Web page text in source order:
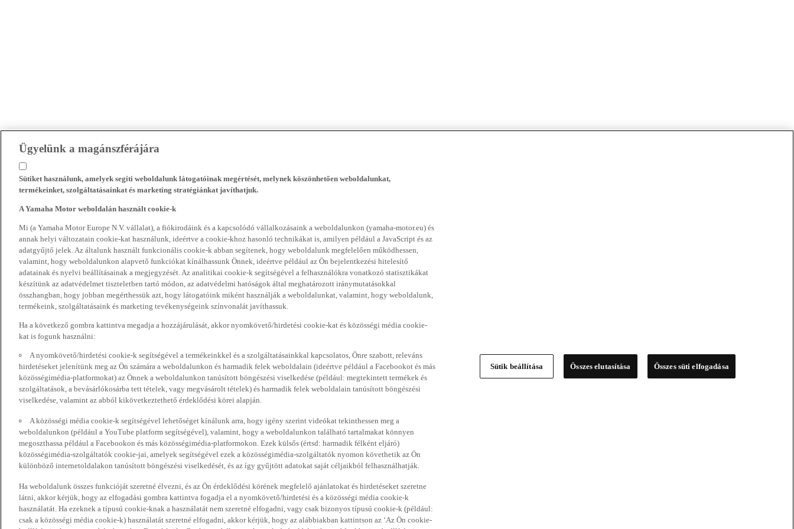
Ügyelünk a magánszférájára
Sütiket használunk, amelyek segíti weboldalunk látogatóinak megértését, melynek köszönhetően weboldalunkat,
termékeinket, szolgáltatásainkat és marketing stratégiánkat javíthatjuk.
A Yamaha Motor weboldalán használt cookie-k
Mi (a Yamaha Motor Europe N.V. vállalat), a fiókirodáink és a kapcsolódó vállalkozásaink a weboldalunkon (yamaha-motor.eu) és
annak helyi változatain cookie-kat használunk, ideértve a cookie-khoz hasonló technikákat is, amilyen például a JavaScript és az
adatgyűjtő jelek. Az általunk használt funkcionális cookie-k abban segítenek, hogy weboldalunk megfelelően működhessen,
valamint, hogy weboldalunkon alapvető funkciókat kínálhassunk Önnek, ideértve például az Ön bejelentkezési hitelesítő
adatainak és nyelvi beállításainak a megjegyzését. Az analitikai cookie-k segítségével a felhasználókra vonatkozó statisztikákat
készítünk az adatvédelmet tiszteletben tartó módon, az adatvédelmi hatóságok által meghatározott iránymutatásokkal
összhangban, hogy jobban megérthessük azt, hogy látogatóink miként használják a weboldalunkat, valamint, hogy weboldalunk,
termékeink, szolgáltatásaink és marketing tevékenységeink színvonalát javíthassuk.
Ha a következő gombra kattintva megadja a hozzájárulását, akkor nyomkövető/hirdetési cookie-kat és közösségi média cookie-
kat is fogunk használni:
A nyomkövető/hirdetési cookie-k segítségével a termékeinkkel és a szolgáltatásainkkal kapcsolatos, Önre szabott, releváns
hirdetéseket jelenítünk meg az Ön számára a weboldalunkon és harmadik felek weboldalain (ideértve például a Facebookot és más
közösségimédia-platformokat) az Önnek a weboldalunkon tanúsított böngészési viselkedése (például: megtekintett termékek és
szolgáltatások, a bevásárlókosárba tett tételek, vagy megvásárolt tételek) és harmadik felek weboldalain tanúsított böngészési
viselkedése, valamint az abból kikövetkeztethető érdeklődési körei alapján.
A közösségi média cookie-k segítségével lehetőséget kínálunk arra, hogy igény szerint videókat tekinthessen meg a
weboldalunkon (például a YouTube platform segítségével), valamint, hogy a weboldalunkon található tartalmakat könnyen
megoszthassa például a Facebookon és más közösségimédia-platformokon. Ezek külsős (értsd: harmadik félként eljáró)
közösségimédia-szolgáltatók cookie-jai, amelyek segítségével ezek a közösségimédia-szolgáltatók nyomon követhetik az Ön
különböző internetoldalakon tanúsított böngészési viselkedését, és az így gyűjtött adatokat saját céljaikból felhasználhatják.
Ha weboldalunk összes funkcióját szeretné élvezni, és az Ön érdeklődési körének megfelelő ajánlatokat és hirdetéseket szeretne
látni, akkor kérjük, hogy az elfogadási gombra kattintva fogadja el a nyomkövető/hirdetési és a közösségi média cookie-k
használatát. Ha ezeknek a típusú cookie-knak a használatát nem szeretné elfogadni, vagy csak bizonyos típusú cookie-k (például:
csak a közösségi média cookie-k) használatát szeretné elfogadni, akkor kérjük, hogy az alábbiakban kattintson az ‘Az Ön cookie-
Sütik beállítása Összes elutasítása Összes süti elfogadása